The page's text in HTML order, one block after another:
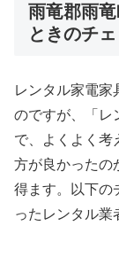
雨竜郡雨
ときのチ
レンタル家電家
のですが、「レ
で、よくよく考
方が良かったの
得ます。以下の
ったレンタル業